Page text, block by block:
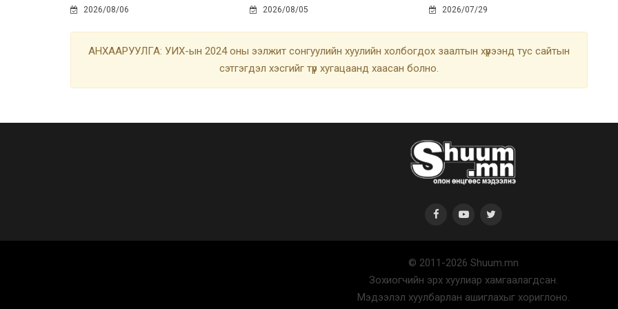
2026/08/06 2026/08/05 2026/07/29
АНХААРУУЛГА: УИХ-ын 2024 оны ээлжит сонгуулийн хуулийн холбогдох заалтын хүрээнд тус сайтын
сэтгэгдэл хэсгийг түр хугацаанд хаасан болно.
© 2011-2026 Shuum.mn
Зохиогчийн эрх хуулиар хамгаалагдсан.
Мэдээлэл хуулбарлан ашиглахыг хориглоно.